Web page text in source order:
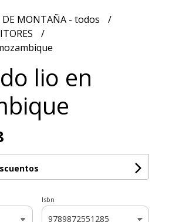
DE MONTAÑA - todos
lio en
Isbn